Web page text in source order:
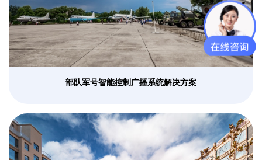
部队军号智能控制广播系统解决方案